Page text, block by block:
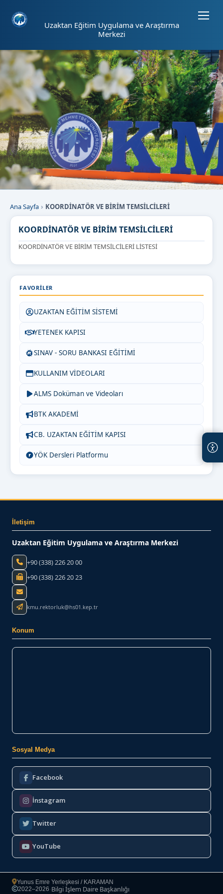
Uzaktan Eğitim Uygulama ve Araştırma
Merkezi
Ana Sayfa KOORDİNATÖR VE BİRİM TEMSİLCİLERİ
KOORDİNATÖR VE BİRİM TEMSİLCİLERİ
KOORDİNATÖR VE BİRİM TEMSİLCİLERİ LİSTESİ
FAVORILER
UZAKTAN EĞİTİM SİSTEMİ
YETENEK KAPISI
SINAV - SORU BANKASI EĞİTİMİ
KULLANIM VİDEOLARI
ALMS Doküman ve Videoları
BTK AKADEMİ
CB. UZAKTAN EĞİTİM KAPISI
YÖK Dersleri Platformu
İletişim
Uzaktan Eğitim Uygulama ve Araştırma Merkezi
+90 (338) 226 20 00
+90 (338) 226 20 23
kmu.rektorluk@hs01.kep.tr
Konum
Sosyal Medya
Facebook
İnstagram
Twitter
YouTube
Yunus Emre Yerleşkesi / KARAMAN
Copyright
2022–2026·Bilgi İşlem Daire Başkanlığı